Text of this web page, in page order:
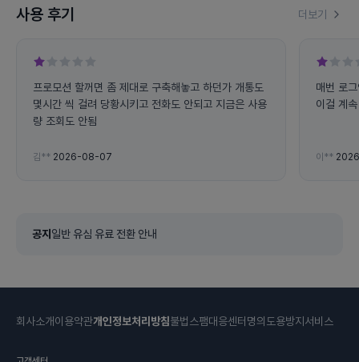
사용 후기 더보기
프로모션 할꺼면 좀 제대로 구축해놓고 하던가 개통도
몇시간 씩 걸려 당황시키고 전화도 안되고 지금은 사용
량 조회도 안됨
김** 2026-08-07
매번 로
이걸 계
이**
공지 일반 유심 유료 전환 안내
회사소개이용약관개인정보처리방침불법스팸대응센터 명의도용방지서비스